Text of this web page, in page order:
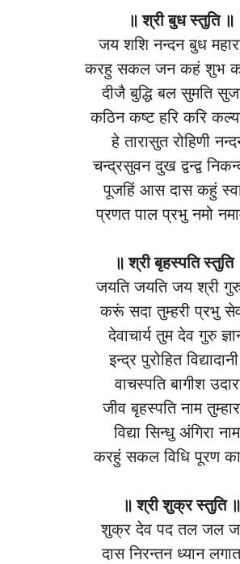
॥ श्री बुध स्तुति ॥
जय शशि नन्दन बुध
करहु सकल जन कहं शुभ
दीजै बुद्धि बल सुमति
कठिन कष्ट हरि करि
हे तारासुत रोहिणी
चन्द्रसुवन दुख द्वन्द्व
पूजहिं आस दास कहुं
प्रणत पाल प्रभु नमो
॥ श्री बृहस्पति स्तुति
जयति जयति जय श्री
करूं सदा तुम्हरी प्रभु
देवाचार्य तुम देव गुरु
इन्द्र पुरोहित
वाचस्पति बागीश
जीव बृहस्पति नाम
विद्या सिन्धु अंगिरा
करहुं सकल विधि पूरण
॥ श्री शुक्र स्तुति ॥
शुक्र देव पद तल जल
दास निरन्तन ध्यान